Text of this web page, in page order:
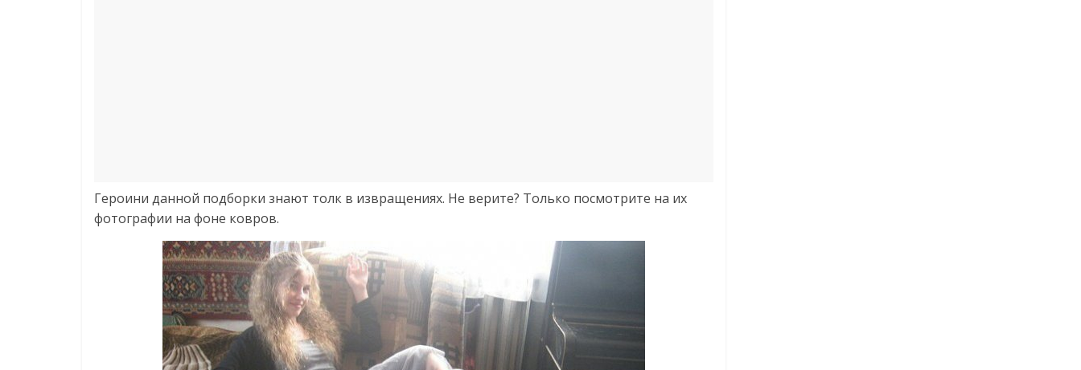
Героини данной подборки знают толк в извращениях. Не верите? Только посмотрите на их
фотографии на фоне ковров.